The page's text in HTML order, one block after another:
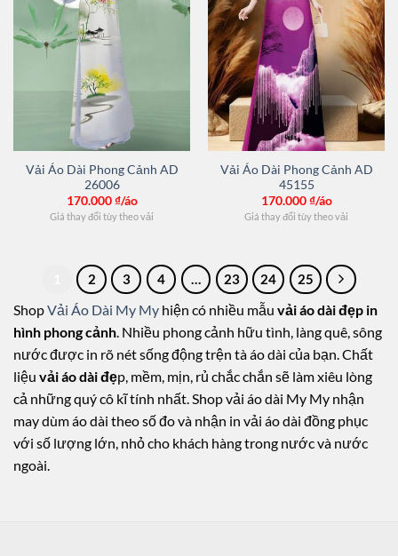
Vải Áo Dài Phong Cảnh AD
26006
170.000₫/áo
Giá thay đổi tùy theo vải
Vải Áo Dài Phong Cảnh AD
45155
170.000₫/áo
Giá thay đổi tùy theo vải
2 3 4 … 23 24 25
ShopVải Áo Dài My My hiện có nhiều mẫu vải áo dài đẹp in
hình phong cảnh. Nhiều phong cảnh hữu tình, làng quê, sông
nước được in rõ nét sống động trện tà áo dài của bạn. Chất
liệu vải áo dài đẹp, mềm, mịn, rủ chắc chắn sẽ làm xiêu lòng
cả những quý cô kĩ tính nhất. Shop vải áo dài My My nhận
may dùm áo dài theo số đo và nhận in vải áo dài đồng phục
với số lượng lớn, nhỏ cho khách hàng trong nước và nước
ngoài.